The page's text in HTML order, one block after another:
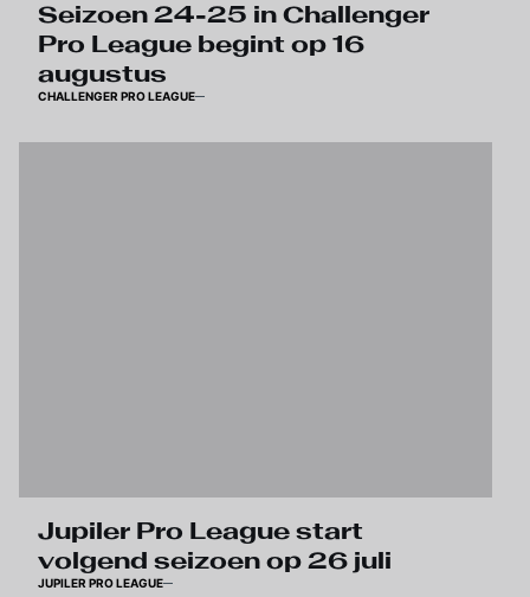
Seizoen 24-25 in Challenger
Pro League begint op 16
augustus
CHALLENGER PRO LEAGUE
Jupiler Pro League start
volgend seizoen op 26 juli
JUPILER PRO LEAGUE